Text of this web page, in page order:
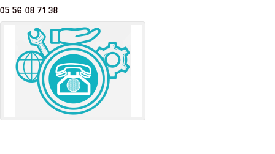
05 56 08 71 38